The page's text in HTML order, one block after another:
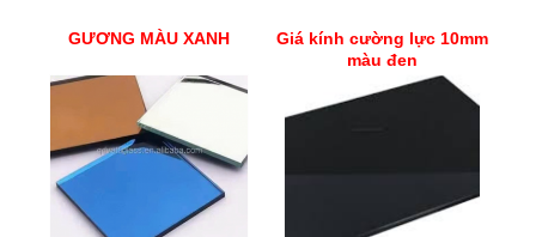
GƯƠNG MÀU XANH
Giá kính cường lực 10mm
màu đen